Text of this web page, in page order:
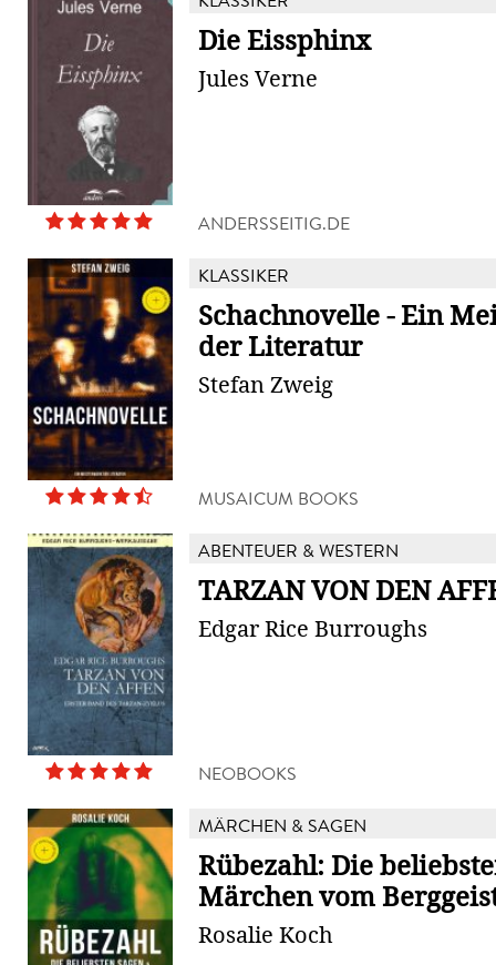
Die Eissphinx
Jules Verne
ANDERSSEITIG.DE
KLASSIKER
Schachnovelle - Ein
der Literatur
Stefan Zweig
MUSAICUM BOOKS
ABENTEUER & WESTERN
TARZAN VON DEN
Edgar Rice Burroughs
NEOBOOKS
MÄRCHEN & SAGEN
Rübezahl: Die
Märchen vom
Rosalie Koch